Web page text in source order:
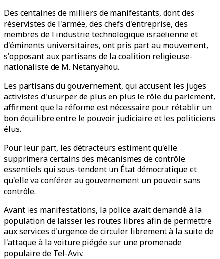
Des centaines de milliers de manifestants, dont des
réservistes de l'armée, des chefs d'entreprise, des
membres de l'industrie technologique israélienne et
d'éminents universitaires, ont pris part au mouvement,
s'opposant aux partisans de la coalition religieuse-
nationaliste de M. Netanyahou.
Les partisans du gouvernement, qui accusent les juges
activistes d'usurper de plus en plus le rôle du parlement,
affirment que la réforme est nécessaire pour rétablir un
bon équilibre entre le pouvoir judiciaire et les politiciens
élus.
Pour leur part, les détracteurs estiment qu'elle
supprimera certains des mécanismes de contrôle
essentiels qui sous-tendent un État démocratique et
qu'elle va conférer au gouvernement un pouvoir sans
contrôle.
Avant les manifestations, la police avait demandé à la
population de laisser les routes libres afin de permettre
aux services d'urgence de circuler librement à la suite de
l'attaque à la voiture piégée sur une promenade
populaire de Tel-Aviv.